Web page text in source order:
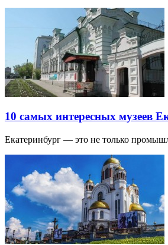
10 самых интересных музеев
Екатеринбург — это не только